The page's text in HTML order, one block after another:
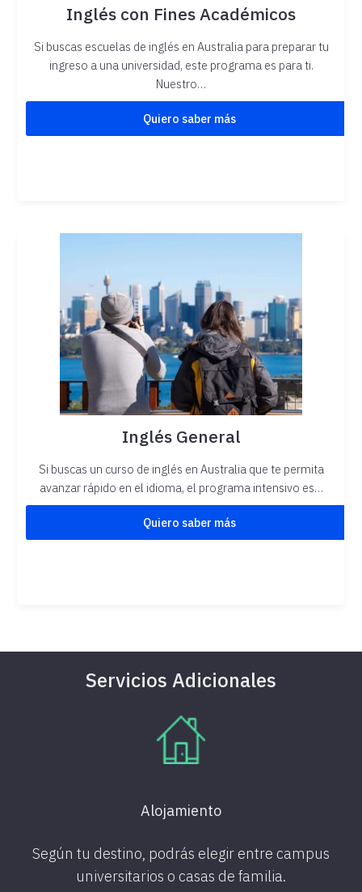
Inglés con Fines Académicos
Si buscas escuelas de inglés en Australia para preparar tu
ingreso a una universidad, este programa es para ti.
Nuestro…
Quiero saber más
Inglés General
Si buscas un curso de inglés en Australia que te permita
avanzar rápido en el idioma, el programa intensivo es…
Quiero saber más
Servicios Adicionales
Alojamiento
Según tu destino, podrás elegir entre campus
universitarios o casas de familia.